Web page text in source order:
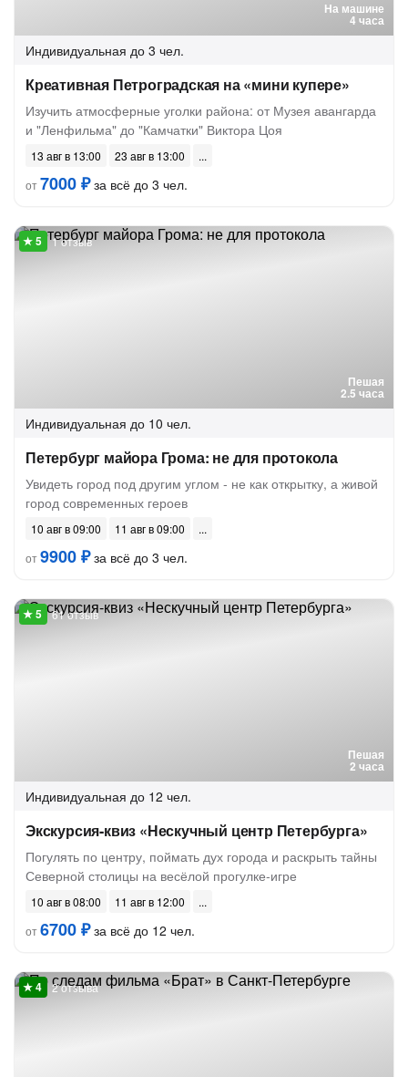
На машине
4 часа
Индивидуальная до 3 чел.
Креативная Петроградская на «мини купере»
Изучить атмосферные уголки района: от Музея авангарда
и "Ленфильма" до "Камчатки" Виктора Цоя
13 авг в 13:00
23 авг в 13:00
от7000 ₽за всё до 3 чел.
Пешая
2.5 часа
1 отзыв
Индивидуальная до 10 чел.
Петербург майора Грома: не для протокола
Увидеть город под другим углом - не как открытку, а живой
город современных героев
10 авг в 09:00
11 авг в 09:00
от9900 ₽за всё до 3 чел.
Пешая
2 часа
61 отзыв
Индивидуальная до 12 чел.
Экскурсия-квиз «Нескучный центр Петербурга»
Погулять по центру, поймать дух города и раскрыть тайны
Северной столицы на весёлой прогулке-игре
10 авг в 08:00
11 авг в 12:00
от6700 ₽за всё до 12 чел.
2 отзыва